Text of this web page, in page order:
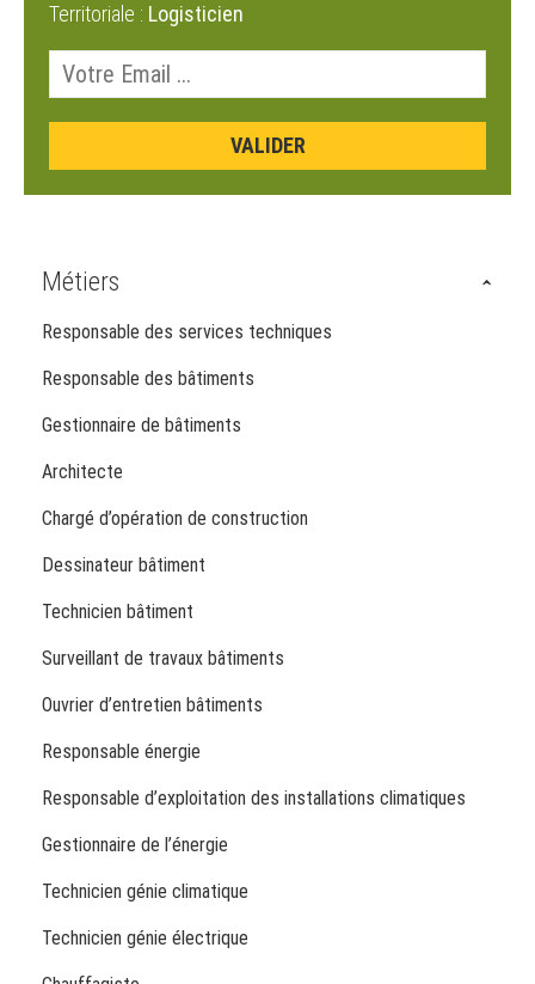
Territoriale : Logisticien
Métiers
Responsable des services techniques
Responsable des bâtiments
Gestionnaire de bâtiments
Architecte
Chargé d’opération de construction
Dessinateur bâtiment
Technicien bâtiment
Surveillant de travaux bâtiments
Ouvrier d’entretien bâtiments
Responsable énergie
Responsable d’exploitation des installations climatiques
Gestionnaire de l’énergie
Technicien génie climatique
Technicien génie électrique